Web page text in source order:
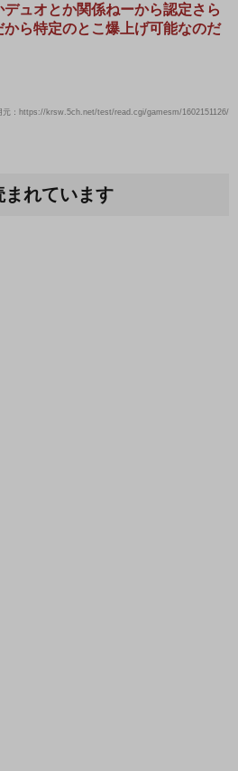
ュオとか関係ねーから認定さら
ら特定のとこ爆上げ可能なのだ
元：https://krsw.5ch.net/test/read.cgi/gamesm/1602151126/
まれています